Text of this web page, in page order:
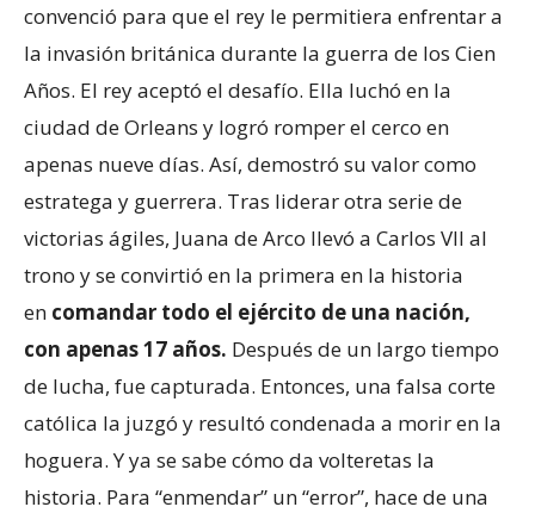
convenció para que el rey le permitiera enfrentar a
la invasión británica durante la guerra de los Cien
Años. El rey aceptó el desafío. Ella luchó en la
ciudad de Orleans y logró romper el cerco en
apenas nueve días. Así, demostró su valor como
estratega y guerrera. Tras liderar otra serie de
victorias ágiles, Juana de Arco llevó a Carlos VII al
trono y se convirtió en la primera en la historia
en comandar todo el ejército de una nación,
con apenas 17 años. Después de un largo tiempo
de lucha, fue capturada. Entonces, una falsa corte
católica la juzgó y resultó condenada a morir en la
hoguera. Y ya se sabe cómo da volteretas la
historia. Para “enmendar” un “error”, hace de una